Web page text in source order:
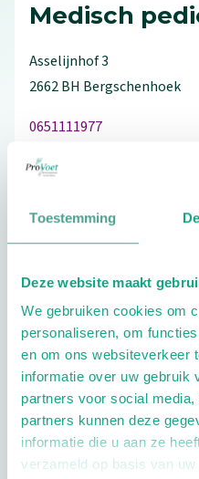
Toestemming
Deze website maakt
We gebruiken cookies om
personaliseren, om
en om ons websiteverkeer
informatie over uw gebruik
partners voor social
partners kunnen deze
informatie die u aan ze
verzameld op basis van
Medisch
Asselijnhof3
2662 BH Bergschenhoek
0651111977
Schrijf ook een
Extra opties